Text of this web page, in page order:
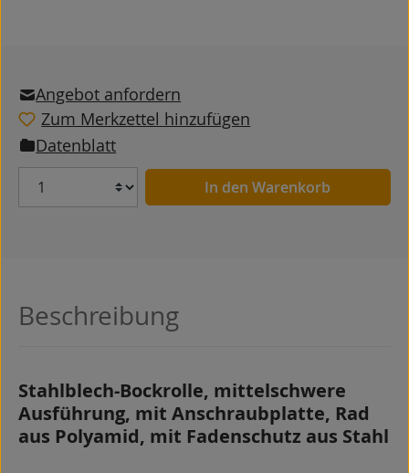
Angebot anfordern
Zum Merkzettel hinzufügen
Datenblatt
Anzahl In den Warenkorb
Beschreibung
Stahlblech-Bockrolle, mittelschwere
Ausführung, mit Anschraubplatte, Rad
aus Polyamid, mit Fadenschutz aus Stahl